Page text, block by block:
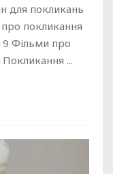
для покликань
покликання
Фільми про
...